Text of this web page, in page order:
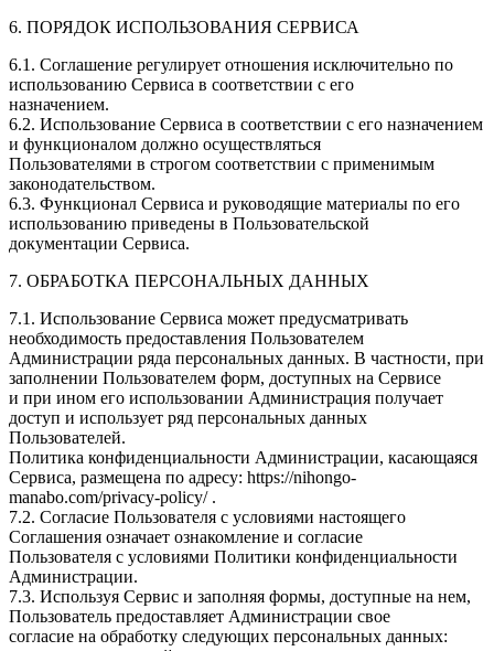
6. ПОРЯДОК ИСПОЛЬЗОВАНИЯ СЕРВИСА
6.1. Соглашение регулирует отношения исключительно по
использованию Сервиса в соответствии с его
назначением.
6.2. Использование Сервиса в соответствии с его назначением
и функционалом должно осуществляться
Пользователями в строгом соответствии с применимым
законодательством.
6.3. Функционал Сервиса и руководящие материалы по его
использованию приведены в Пользовательской
документации Сервиса.
7. ОБРАБОТКА ПЕРСОНАЛЬНЫХ ДАННЫХ
7.1. Использование Сервиса может предусматривать
необходимость предоставления Пользователем
Администрации ряда персональных данных. В частности, при
заполнении Пользователем форм, доступных на Сервисе
и при ином его использовании Администрация получает
доступ и использует ряд персональных данных
Пользователей.
Политика конфиденциальности Администрации, касающаяся
Сервиса, размещена по адресу: https://nihongo-
manabo.com/privacy-policy/ .
7.2. Согласие Пользователя с условиями настоящего
Соглашения означает ознакомление и согласие
Пользователя с условиями Политики конфиденциальности
Администрации.
7.3. Используя Сервис и заполняя формы, доступные на нем,
Пользователь предоставляет Администрации свое
согласие на обработку следующих персональных данных: